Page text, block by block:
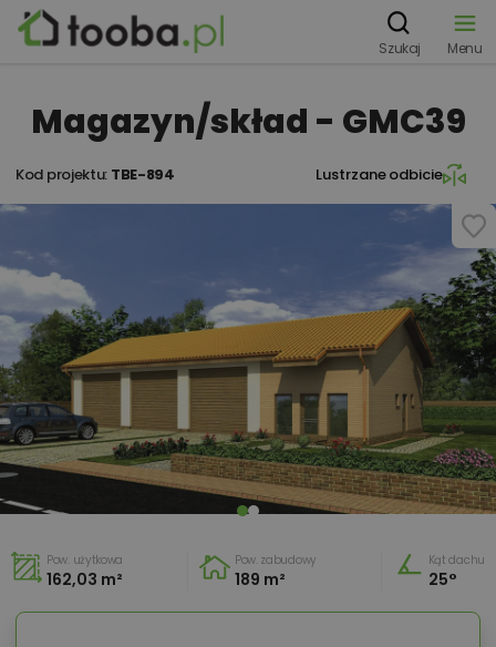
Szukaj Menu
Magazyn/skład - GMC39
Kod projektu: TBE-894 Lustrzane odbicie
Pow. użytkowa
162,03 m²
Pow. zabudowy
189 m²
Kąt dachu
25°